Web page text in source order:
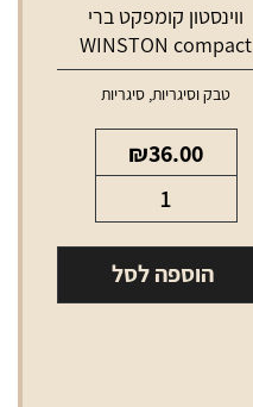
ווינסטון קומפקט ברי
WINSTON compact
berry
טבק וסיגריות, סיגריות
₪36.00
של
ווינסטון
קומפקט
הוספה לסל